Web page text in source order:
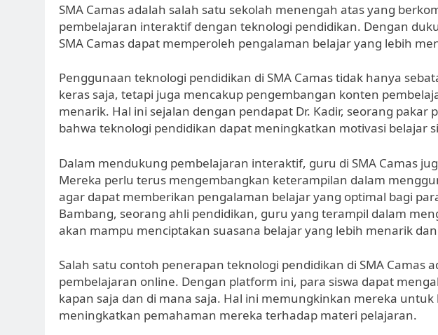
SMA Camas adalah salah satu sekolah menengah atas yang
pembelajaran interaktif dengan teknologi pendidikan. Dengan
SMA Camas dapat memperoleh pengalaman belajar yang lebih
Penggunaan teknologi pendidikan di SMA Camas tidak hanya
keras saja, tetapi juga mencakup pengembangan konten
menarik. Hal ini sejalan dengan pendapat Dr. Kadir, seorang pakar
bahwa teknologi pendidikan dapat meningkatkan motivasi belajar
Dalam mendukung pembelajaran interaktif, guru di SMA Camas
Mereka perlu terus mengembangkan keterampilan dalam
agar dapat memberikan pengalaman belajar yang optimal bagi
Bambang, seorang ahli pendidikan, guru yang terampil dalam
akan mampu menciptakan suasana belajar yang lebih menarik
Salah satu contoh penerapan teknologi pendidikan di SMA Camas
pembelajaran online. Dengan platform ini, para siswa dapat
kapan saja dan di mana saja. Hal ini memungkinkan mereka
meningkatkan pemahaman mereka terhadap materi pelajaran.